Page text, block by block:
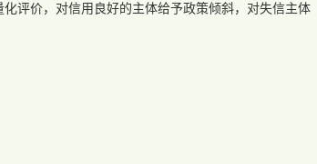
评价，对信用良好的主体给予政策倾斜，对失信主体